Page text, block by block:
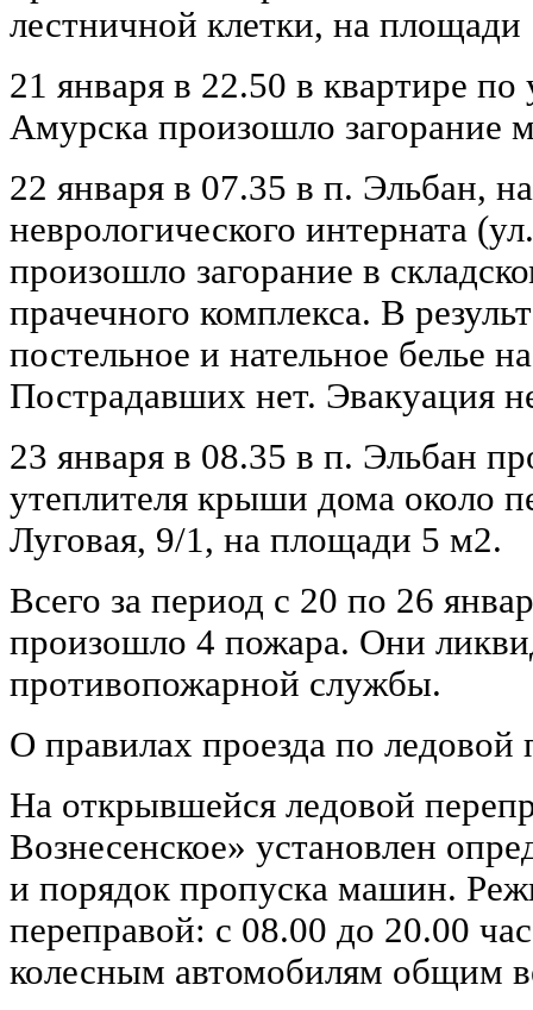
лестничной клетки, на
21 января в 22.50 в квартире по
Амурска произошло загорание
22 января в 07.35 в п. Эльбан,
неврологического интерната
произошло загорание в
прачечного комплекса. В
постельное и нательное белье
Пострадавших нет. Эвакуация
23 января в 08.35 в п. Эльбан
утеплителя крыши дома около
Луговая, 9/1, на площади 5 м2.
Всего за период с 20 по 26
произошло 4 пожара. Они
противопожарной службы.
О правилах проезда по ледовой
На открывшейся ледовой
Вознесенское» установлен
и порядок пропуска машин.
переправой: с 08.00 до 20.00
колесным автомобилям общим